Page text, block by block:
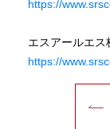
https://
エスアールエス
https://